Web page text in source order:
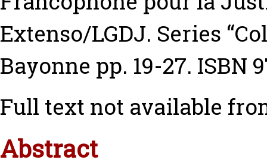
Extenso/LGDJ. Series
Bayonne pp. 19-27. ISBN
Full text not available
Abstract